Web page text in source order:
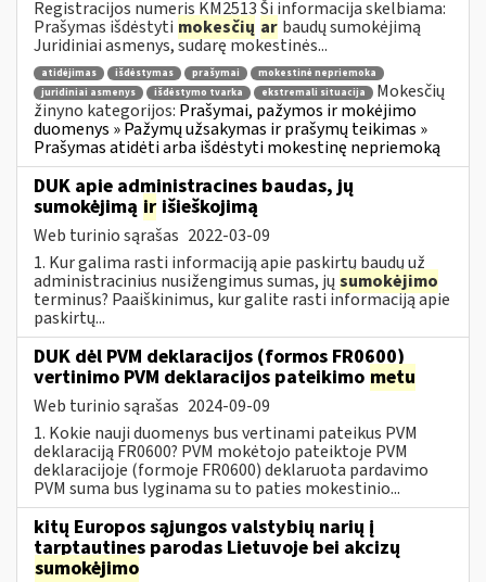
Registracijos numeris KM2513 Ši informacija skelbiama:
Prašymas išdėstyti mokesčių ar baudų sumokėjimą
Juridiniai asmenys, sudarę mokestinės...
atidėjimas išdėstymas prašymai
mokestinė nepriemoka
juridiniai asmenys
išdėstymo tvarka ekstremali situacija
Mokesčių
žinyno kategorijos: Prašymai, pažymos ir mokėjimo
duomenys » Pažymų užsakymas ir prašymų teikimas »
Prašymas atidėti arba išdėstyti mokestinę nepriemoką
DUK apie administracines baudas, jų
sumokėjimą ir išieškojimą
Web turinio sąrašas 2022-03-09
1. Kur galima rasti informaciją apie paskirtų baudų už
administracinius nusižengimus sumas, jų sumokėjimo
terminus? Paaiškinimus, kur galite rasti informaciją apie
paskirtų...
DUK dėl PVM deklaracijos (formos FR0600)
vertinimo PVM deklaracijos pateikimo metu
Web turinio sąrašas 2024-09-09
1. Kokie nauji duomenys bus vertinami pateikus PVM
deklaraciją FR0600? PVM mokėtojo pateiktoje PVM
deklaracijoje (formoje FR0600) deklaruota pardavimo
PVM suma bus lyginama su to paties mokestinio...
kitų Europos sąjungos valstybių narių į
tarptautines parodas Lietuvoje bei akcizų
sumokėjimo